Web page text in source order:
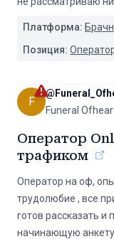
Платформа:
Позиция:
F
@
Funeral
Оператор
трафиком
Оператор на оф,
трудолюбие , все
готов рассказать и
начинающую